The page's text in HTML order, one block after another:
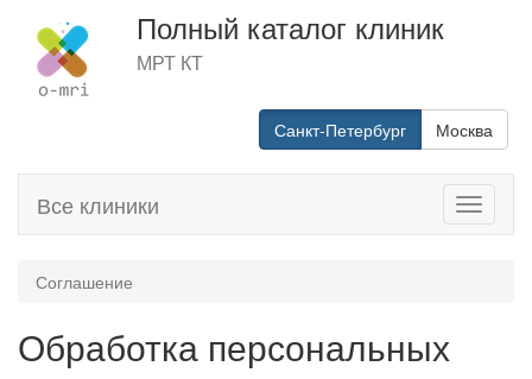
Полный каталог клиник
МРТ КТ
Санкт-Петербург Москва
Toggle
Все клиники
Соглашение
Обработка персональных